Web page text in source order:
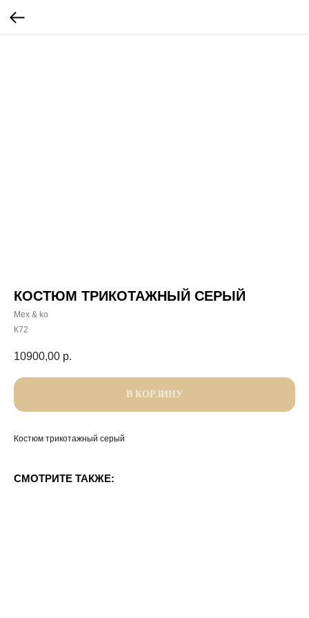
КОСТЮМ ТРИКОТАЖНЫЙ СЕРЫЙ
Mex & ko
К72
10900,00 р.
В КОРЗИНУ
Костюм трикотажный серый
СМОТРИТЕ ТАКЖЕ: